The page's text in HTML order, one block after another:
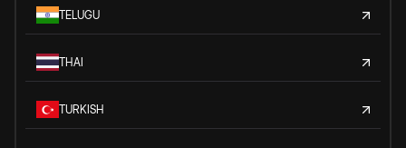
TELUGU
THAI
TURKISH